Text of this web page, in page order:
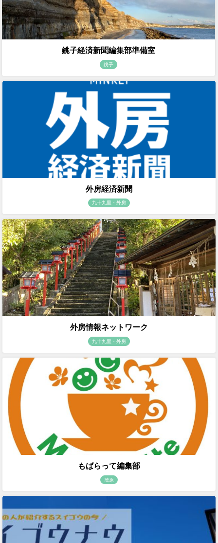
銚子経済新聞編集部準備室
銚子
外房経済新聞
九十九里・外房
外房情報ネットワーク
九十九里・外房
もばらって編集部
茂原